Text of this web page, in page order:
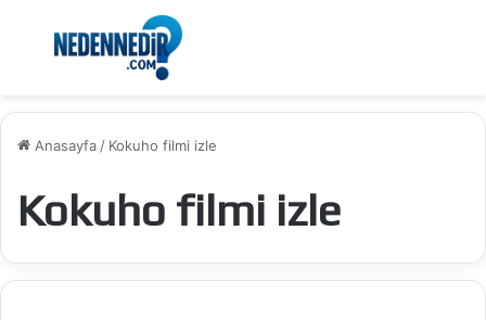
Menü
Anasayfa / Kokuho filmi izle
Kokuho filmi izle